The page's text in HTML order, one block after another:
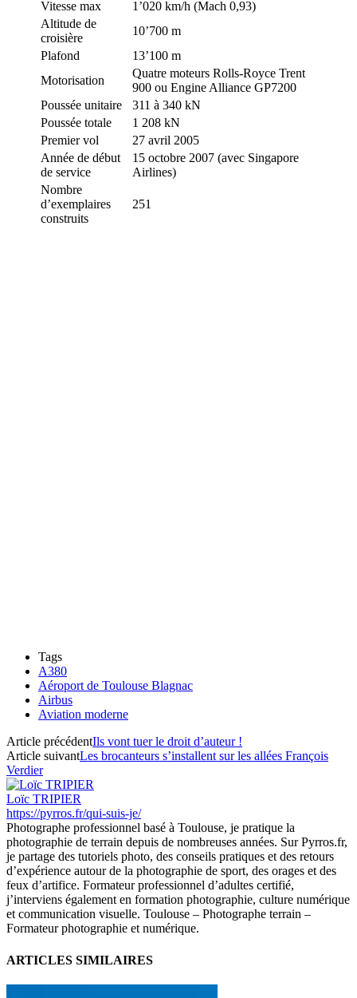
Vitesse max
1’020 km/h (Mach 0,93)
Altitude de
croisière
10’700 m
Plafond
13’100 m
Motorisation
Quatre moteurs Rolls-Royce Trent
900 ou Engine Alliance GP7200
Poussée unitaire
311 à 340 kN
Poussée totale
1 208 kN
Premier vol
27 avril 2005
Année de début
de service
15 octobre 2007 (avec Singapore
Airlines)
Nombre
d’exemplaires
construits
251
Tags
A380
Aéroport de Toulouse Blagnac
Airbus
Aviation moderne
Article précédentIls vont tuer le droit d’auteur !
Article suivantLes brocanteurs s’installent sur les allées François
Verdier
Loïc TRIPIER
https://pyrros.fr/qui-suis-je/
Photographe professionnel basé à Toulouse, je pratique la
photographie de terrain depuis de nombreuses années. Sur Pyrros.fr,
je partage des tutoriels photo, des conseils pratiques et des retours
d’expérience autour de la photographie de sport, des orages et des
feux d’artifice. Formateur professionnel d’adultes certifié,
j’interviens également en formation photographie, culture numérique
et communication visuelle. Toulouse – Photographe terrain –
Formateur photographie et numérique.
ARTICLES SIMILAIRES